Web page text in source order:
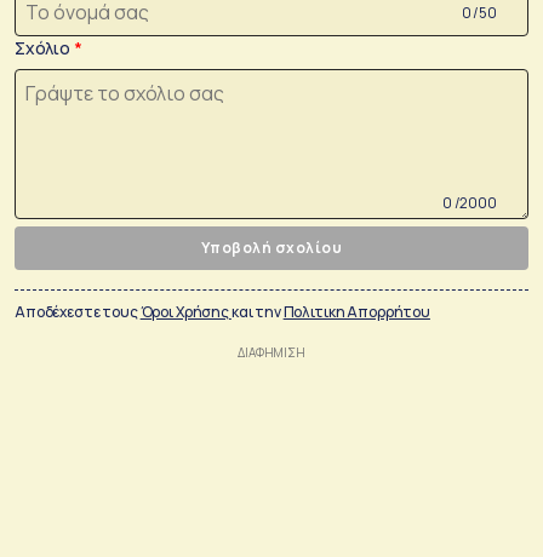
0 /50
Σχόλιο
0 /2000
Υποβολή σχολίου
Αποδέχεστε τουςΌροι Χρήσηςκαι τηνΠολιτικη Απορρήτου